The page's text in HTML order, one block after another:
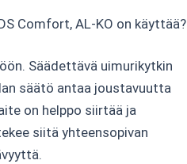
Comfort, AL-KO on käyttää?
Säädettävä uimurikytkin
säätö antaa joustavuutta
on helppo siirtää ja
siitä yhteensopivan